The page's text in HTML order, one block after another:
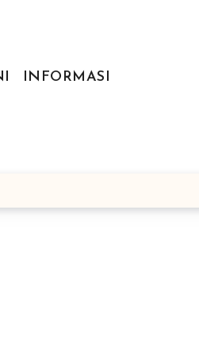
INFORMASI